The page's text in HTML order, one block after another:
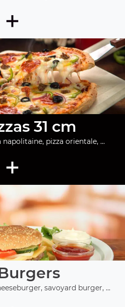
+
31 cm
pizza orientale, ...
+
savoyard burger, ...